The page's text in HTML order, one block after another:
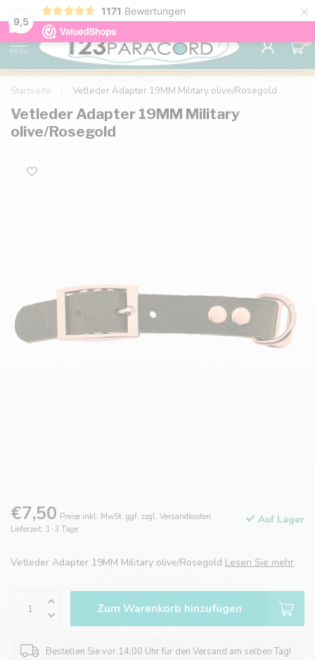
9,5
1171 Bewertungen ×
Kostenlose Lieferung nach Hause ab 150 €
MENU
0
Startseite Vetleder Adapter 19MM Military olive/Rosegold
Vetleder Adapter 19MM Military
olive/Rosegold
€7,50 Preise inkl. MwSt. ggf. zzgl. Versandkosten.
Lieferzeit: 1-3 Tage
Auf Lager
Vetleder Adapter 19MM Military olive/Rosegold Lesen Sie mehr.
Zum Warenkorb hinzufügen
Bestellen Sie vor 14:00 Uhr für den Versand am selben Tag!